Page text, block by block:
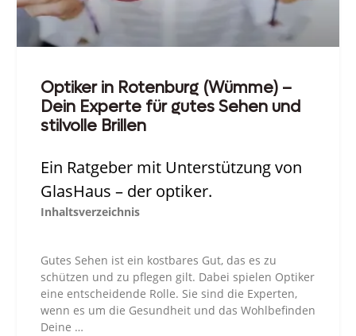
Optiker in Rotenburg (Wümme) –
Dein Experte für gutes Sehen und
stilvolle Brillen
Ein Ratgeber mit Unterstützung von
GlasHaus – der optiker.
Inhaltsverzeichnis
Gutes Sehen ist ein kostbares Gut, das es zu
schützen und zu pflegen gilt. Dabei spielen Optiker
eine entscheidende Rolle. Sie sind die Experten,
wenn es um die Gesundheit und das Wohlbefinden
Deine …